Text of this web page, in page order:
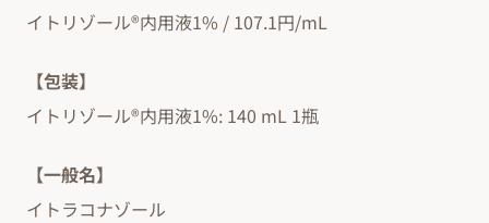
イトリゾール®内用液1% / 107.1円/mL
【包装】
イトリゾール®内用液1%: 140 mL 1瓶
【一般名】
イトラコナゾール